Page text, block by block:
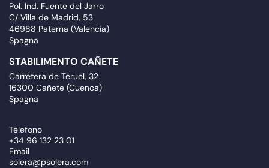
Pol. Ind. Fuente del Jarro
C/ Villa de Madrid, 53
46988 Paterna (Valencia)
Spagna
STABILIMENTO CAÑETE
Carretera de Teruel, 32
16300 Cañete (Cuenca)
Spagna
Telefono
+34 96 132 23 01
Email
solera@psolera.com